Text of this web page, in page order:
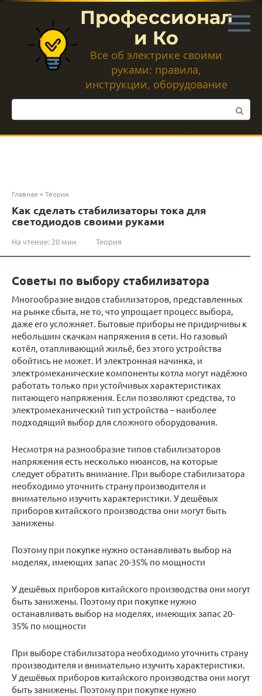
Перейти
контенту
Профессионал
и Ко
Все об электрике своими
руками: правила,
инструкции, оборудование
Поиск:
Главная »Теория
Как сделать стабилизаторы тока для
светодиодов своими руками
На чтение: 20 мин Теория
Советы по выбору стабилизатора
Многообразие видов стабилизаторов, представленных
на рынке сбыта, не то, что упрощает процесс выбора,
даже его усложняет. Бытовые приборы не придирчивы к
небольшим скачкам напряжения в сети. Но газовый
котёл, отапливающий жильё, без этого устройства
обойтись не может. И электронная начинка, и
электромеханические компоненты котла могут надёжно
работать только при устойчивых характеристиках
питающего напряжения. Если позволяют средства, то
электромеханический тип устройства – наиболее
подходящий выбор для сложного оборудования.
Несмотря на разнообразие типов стабилизаторов
напряжения есть несколько нюансов, на которые
следует обратить внимание. При выборе стабилизатора
необходимо уточнить страну производителя и
внимательно изучить характеристики. У дешёвых
приборов китайского производства они могут быть
занижены
Поэтому при покупке нужно останавливать выбор на
моделях, имеющих запас 20-35% по мощности
У дешёвых приборов китайского производства они могут
быть занижены. Поэтому при покупке нужно
останавливать выбор на моделях, имеющих запас 20-
35% по мощности
При выборе стабилизатора необходимо уточнить страну
производителя и внимательно изучить характеристики.
У дешёвых приборов китайского производства они могут
быть занижены. Поэтому при покупке нужно